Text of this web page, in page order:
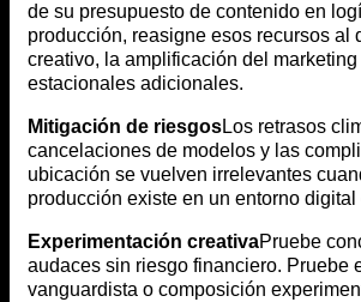
de su presupuesto de contenido en
producción, reasigne esos recursos al
creativo, la amplificación del
estacionales adicionales.
Mitigación de riesgosLos retrasos
cancelaciones de modelos y las
ubicación se vuelven irrelevantes
producción existe en un entorno digital
Experimentación creativaPruebe
audaces sin riesgo financiero. Pruebe
vanguardista o composición